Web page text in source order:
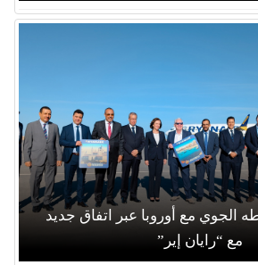
الجوي مع أوروبا عبر اتفاق جديد
مع “رايان إير”